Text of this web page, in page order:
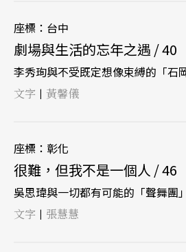
座標：台中
劇場與生活的忘年之遇 / 40
李秀珣與不受既定想像束縛的「石
文字 | 黃馨儀
座標：彰化
很難，但我不是一個人 / 46
吳思瑋與一切都有可能的「聲舞團
文字 | 張慧慧